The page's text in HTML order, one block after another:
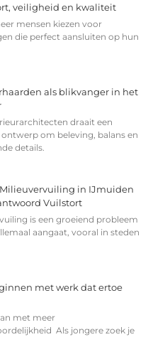
veiligheid en kwaliteit
mensen kiezen voor
die perfect aansluiten op hun
als blikvanger in het
draait een
ontwerp om beleving, balans en
details.
in IJmuiden
Vuilstort
is een groeiend probleem
aangaat, vooral in steden
met werk dat ertoe
met meer
Als jongere zoek je